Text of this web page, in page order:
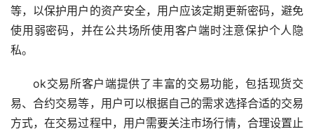
等，以保护用户的资产安全，用户应该定期更新密码，避免
使用弱密码，并在公共场所使用客户端时注意保护个人隐
私。
ok交易所客户端提供了丰富的交易功能，包括现货交
易、合约交易等，用户可以根据自己的需求选择合适的交易
方式，在交易过程中，用户需要关注市场行情，合理设置止